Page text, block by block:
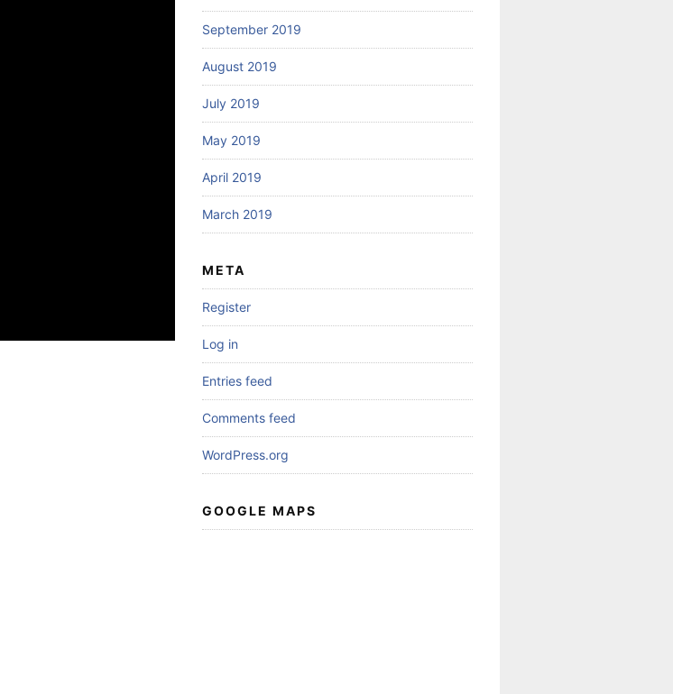
September 2019
August 2019
July 2019
May 2019
April 2019
March 2019
META
Register
Log in
Entries feed
Comments feed
WordPress.org
GOOGLE MAPS